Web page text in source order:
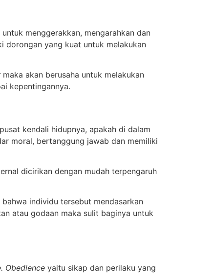
menggerakkan, mengarahkan dan
dorongan yang kuat untuk melakukan
maka akan berusaha untuk melakukan
kepentingannya.
kendali hidupnya, apakah di dalam
moral, bertanggung jawab dan memiliki
dicirikan dengan mudah terpengaruh
individu tersebut mendasarkan
atau godaan maka sulit baginya untuk
Obedience yaitu sikap dan perilaku yang